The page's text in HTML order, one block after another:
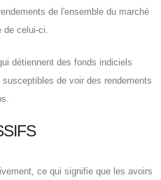
de l'ensemble du marché
celui-ci.
détiennent des fonds indiciels
de voir des rendements
ce qui signifie que les avoirs